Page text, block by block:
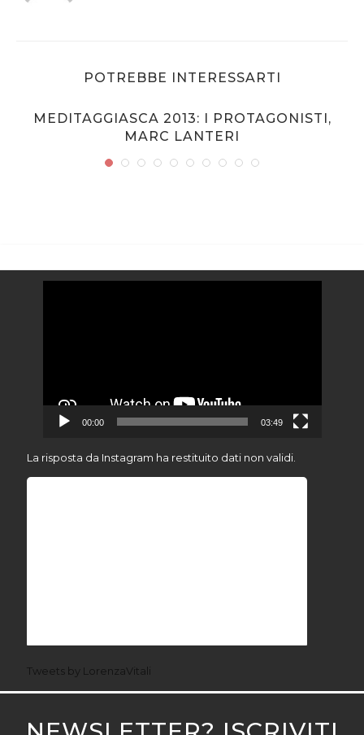
POTREBBE INTERESSARTI
MEDITAGGIASCA 2013: I PROTAGONISTI,
MARC LANTERI
00:00 03:49
La risposta da Instagram ha restituito dati non validi.
Tweets by LorenzaVitali